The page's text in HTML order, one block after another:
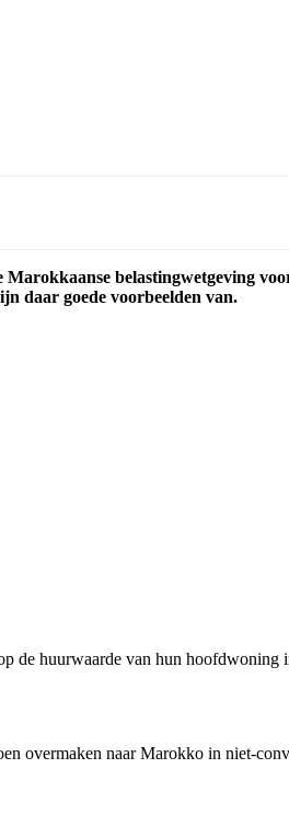
belastingwetgeving
daar goede voorbeelden van.
de huurwaarde van hun
overmaken naar Marokko in niet-